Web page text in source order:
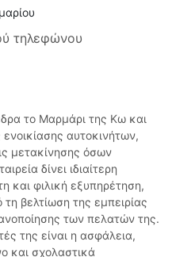
τηλεφώνου
το Μαρμάρι της Κω και
ενοικίασης αυτοκινήτων,
μετακίνησης όσων
δίνει ιδιαίτερη
και φιλική εξυπηρέτηση,
βελτίωση της εμπειρίας
των πελατών της.
της είναι η ασφάλεια,
και σχολαστικά